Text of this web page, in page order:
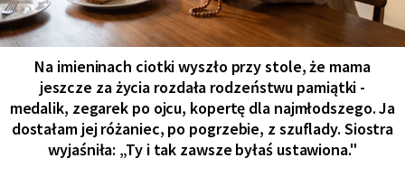
Na imieninach ciotki wyszło przy stole, że mama
jeszcze za życia rozdała rodzeństwu pamiątki -
medalik, zegarek po ojcu, kopertę dla najmłodszego. Ja
dostałam jej różaniec, po pogrzebie, z szuflady. Siostra
wyjaśniła: „Ty i tak zawsze byłaś ustawiona."